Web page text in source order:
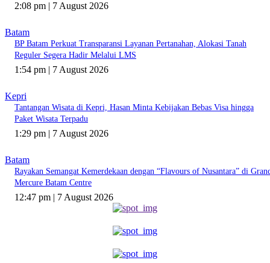
2:08 pm | 7 August 2026
Batam
BP Batam Perkuat Transparansi Layanan Pertanahan, Alokasi Tanah
Reguler Segera Hadir Melalui LMS
1:54 pm | 7 August 2026
Kepri
Tantangan Wisata di Kepri, Hasan Minta Kebijakan Bebas Visa hingga
Paket Wisata Terpadu
1:29 pm | 7 August 2026
Batam
Rayakan Semangat Kemerdekaan dengan “Flavours of Nusantara” di
Mercure Batam Centre
12:47 pm | 7 August 2026